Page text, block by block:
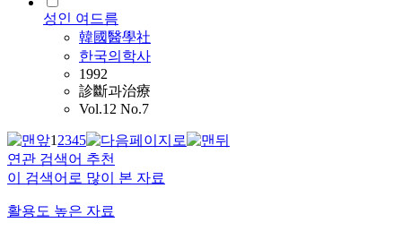
성인 여드름
韓國醫學社
한국의학사
1992
診斷과治療
Vol.12 No.7
12345
연관 검색어 추천
이 검색어로 많이 본 자료
활용도 높은 자료